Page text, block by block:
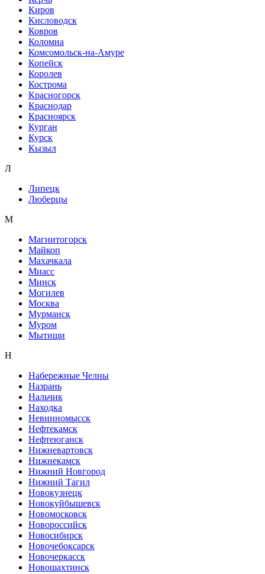
Киров
Кисловодск
Ковров
Коломна
Комсомольск-на-Амуре
Копейск
Королев
Кострома
Красногорск
Краснодар
Красноярск
Курган
Курск
Кызыл
Л
Липецк
Люберцы
М
Магнитогорск
Майкоп
Махачкала
Миасс
Минск
Могилев
Москва
Мурманск
Муром
Мытищи
Н
Набережные Челны
Назрань
Нальчик
Находка
Невинномысск
Нефтекамск
Нефтеюганск
Нижневартовск
Нижнекамск
Нижний Новгород
Нижний Тагил
Новокузнецк
Новокуйбышевск
Новомосковск
Новороссийск
Новосибирск
Новочебоксарск
Новочеркасск
Новошахтинск